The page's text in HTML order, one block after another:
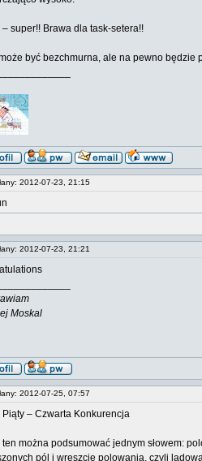
– super!! Brawa dla task-setera!!
być bezchmurna, ale na pewno będzie
2012-07-23, 21:15
2012-07-23, 21:21
Moskal
2012-07-25, 07:57
Piąty – Czwarta Konkurencja
ten można podsumować jednym słowem:
pól i wreszcie polowania, czyli